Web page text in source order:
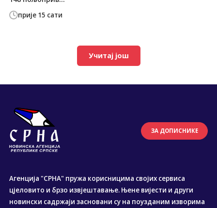
прије 15 сати
Учитај још
ЗА ДОПИСНИКЕ
Агенција "СРНА" пружа корисницима својих сервиса
цјеловито и брзо извјештавање. Њене вијести и други
новински садржаји засновани су на поузданим изворима